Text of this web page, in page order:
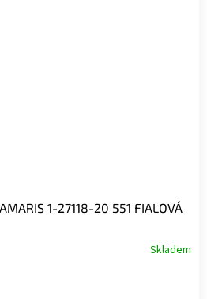
1-27118-20 551 FIALOVÁ
Skladem